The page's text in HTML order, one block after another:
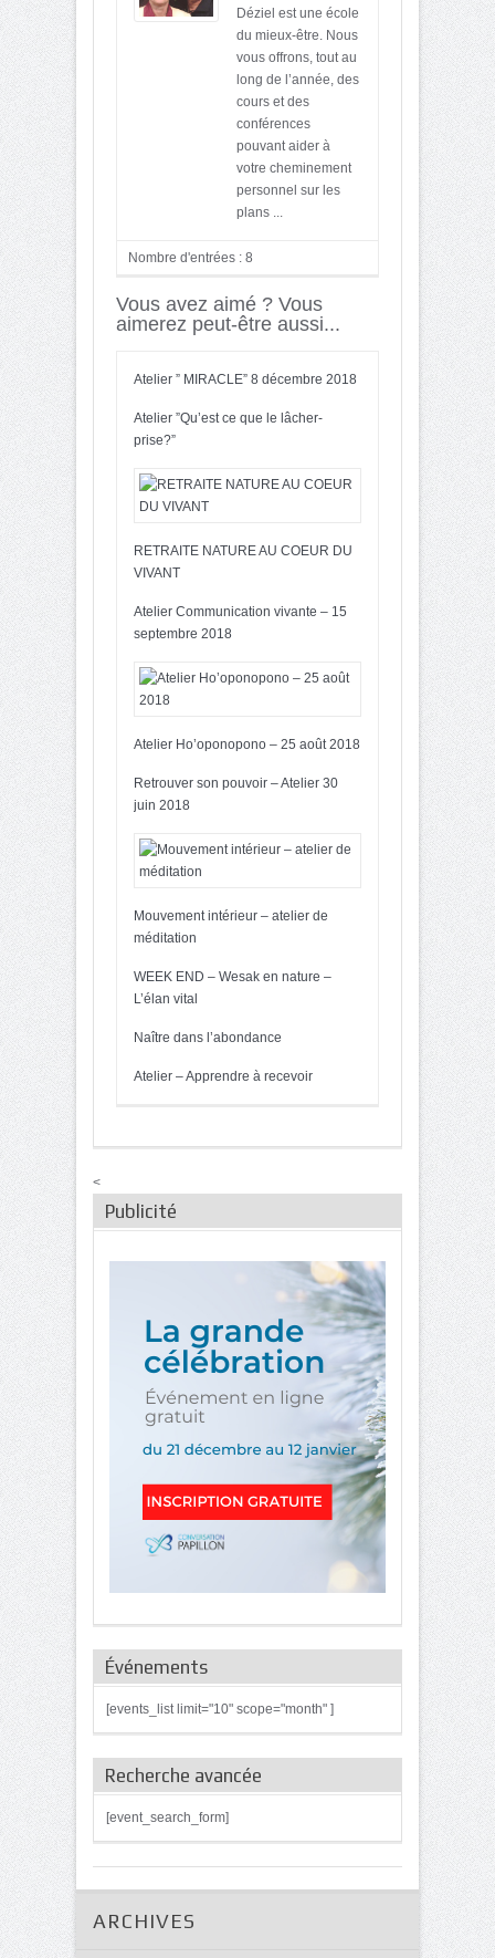
Déziel est une école
du mieux-être. Nous
vous offrons, tout au
long de l’année, des
cours et des
conférences
pouvant aider à
votre cheminement
personnel sur les
plans ...
Nombre d'entrées : 8
Vous avez aimé ? Vous
aimerez peut-être aussi...
Atelier ” MIRACLE” 8 décembre 2018
Atelier ”Qu’est ce que le lâcher-
prise?”
RETRAITE NATURE AU COEUR DU
VIVANT
Atelier Communication vivante – 15
septembre 2018
Atelier Ho’oponopono – 25 août 2018
Retrouver son pouvoir – Atelier 30
juin 2018
Mouvement intérieur – atelier de
méditation
WEEK END – Wesak en nature –
L’élan vital
Naître dans l’abondance
Atelier – Apprendre à recevoir
<
Publicité
Événements
[events_list limit="10" scope="month" ]
Recherche avancée
[event_search_form]
ARCHIVES